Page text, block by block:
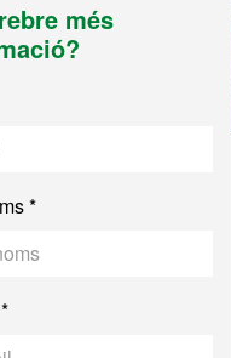
més
*